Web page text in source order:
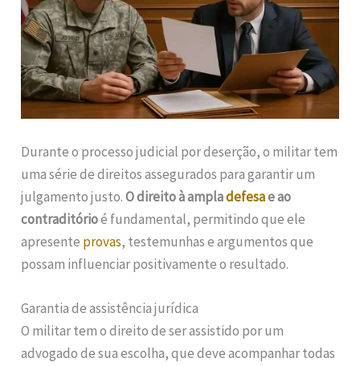
Durante o processo judicial por deserção, o militar tem
uma série de direitos assegurados para garantir um
julgamento justo.O direito à ampladefesae ao
contraditórioé fundamental, permitindo que ele
apresente provas, testemunhas e argumentos que
possam influenciar positivamente o resultado.
Garantia de assistência jurídica
O militar tem o direito de ser assistido por um
advogado de sua escolha, que deve acompanhar todas